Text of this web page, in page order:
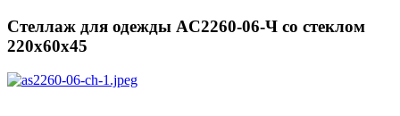
Стеллаж для одежды AС2260-06-Ч со стеклом
220х60х45